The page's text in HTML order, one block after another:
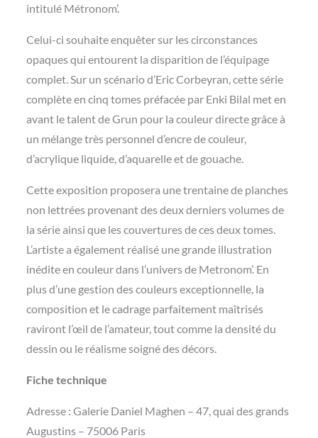
intitulé Métronom’.
Celui-ci souhaite enquêter sur les circonstances
opaques qui entourent la disparition de l’équipage
complet. Sur un scénario d’Eric Corbeyran, cette série
complète en cinq tomes préfacée par Enki Bilal met en
avant le talent de Grun pour la couleur directe grâce à
un mélange très personnel d’encre de couleur,
d’acrylique liquide, d’aquarelle et de gouache.
Cette exposition proposera une trentaine de planches
non lettrées provenant des deux derniers volumes de
la série ainsi que les couvertures de ces deux tomes.
L’artiste a également réalisé une grande illustration
inédite en couleur dans l’univers de Metronom’. En
plus d’une gestion des couleurs exceptionnelle, la
composition et le cadrage parfaitement maîtrisés
raviront l’œil de l’amateur, tout comme la densité du
dessin ou le réalisme soigné des décors.
Fiche technique
Adresse : Galerie Daniel Maghen – 47, quai des grands
Augustins – 75006 Paris